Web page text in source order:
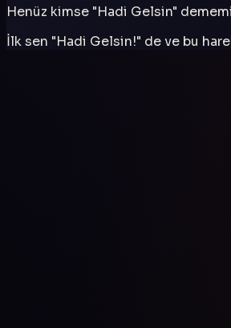
Henüz kimse "Hadi Gelsin"
İlk sen "Hadi Gelsin!" de ve bu